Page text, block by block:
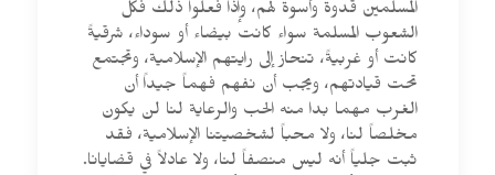
المسلمين قدوة وأسوة لهم، وإذا فعلوا ذلك فكل
الشعوب المسلمة سواء كانت بيضاء أو سوداء، شرقيةً
كانت أو غربيةً، تنحاز إلى رايتهم الإسلامية، وتجتمع
تحت قيادتهم، ويجب أن نفهم فهماً جيداً أن
الغرب مهما بدا منه الحب والرعاية لنا لن يكون
مخلصاً لنا، ولا محباً لشخصيتنا الإسلامية، فقد
ثبت جلياً أنه ليس منصفاً لنا، ولا عادلاً في قضايانا.